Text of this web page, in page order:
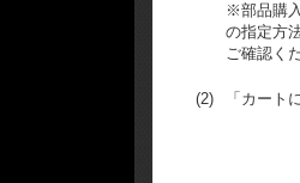
※部品購
の指定方
ご確認く
(2) 「カート